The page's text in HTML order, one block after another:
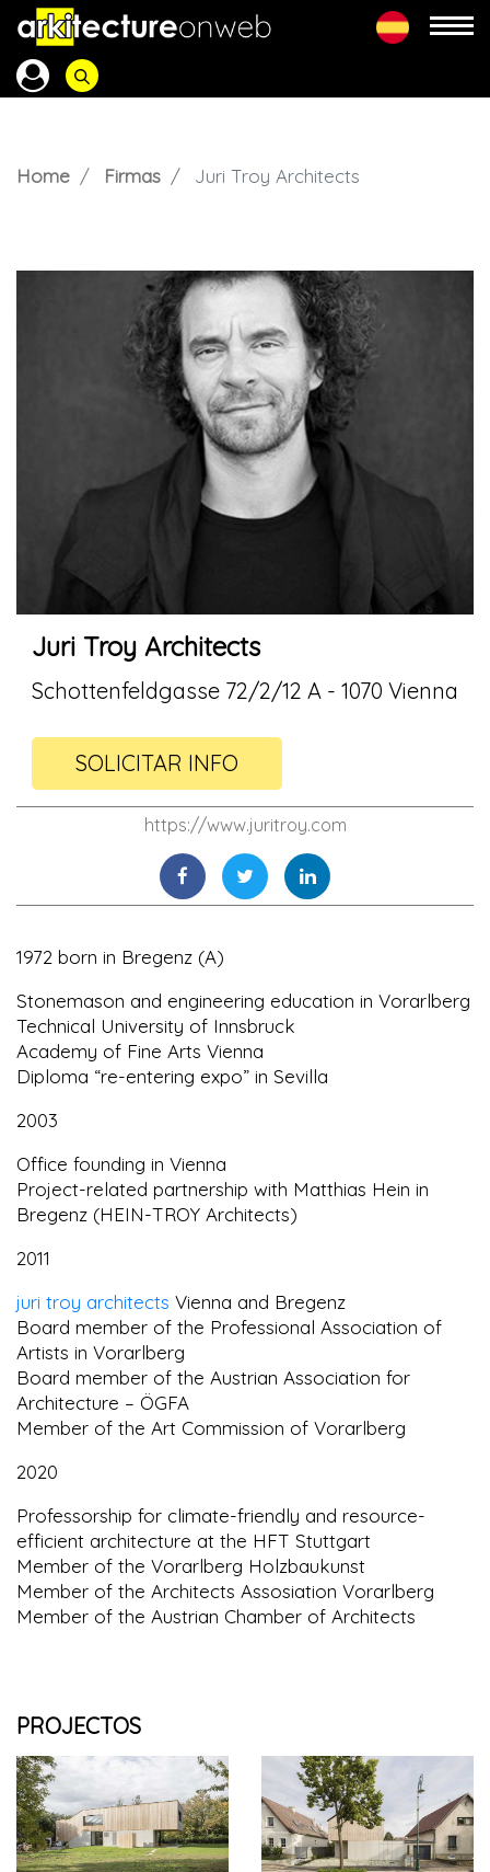
Home Firmas Juri Troy Architects
Juri Troy Architects
Schottenfeldgasse 72/2/12 A - 1070 Vienna
SOLICITAR INFO
https://www.juritroy.com
1972 born in Bregenz (A)
Stonemason and engineering education in Vorarlberg
Technical University of Innsbruck
Academy of Fine Arts Vienna
Diploma “re-entering expo” in Sevilla
2003
Office founding in Vienna
Project-related partnership with Matthias Hein in
Bregenz (HEIN-TROY Architects)
2011
juri troy architects Vienna and Bregenz
Board member of the Professional Association of
Artists in Vorarlberg
Board member of the Austrian Association for
Architecture – ÖGFA
Member of the Art Commission of Vorarlberg
2020
Professorship for climate-friendly and resource-
efficient architecture at the HFT Stuttgart
Member of the Vorarlberg Holzbaukunst
Member of the Architects Assosiation Vorarlberg
Member of the Austrian Chamber of Architects
PROJECTOS